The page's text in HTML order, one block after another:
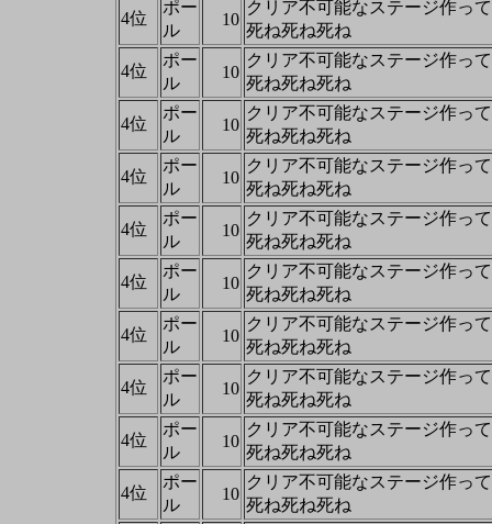
4位
ポー
ル
10
クリア不可能なステージ作っ
死ね死ね死ね
4位
ポー
ル
10
クリア不可能なステージ作っ
死ね死ね死ね
4位
ポー
ル
10
クリア不可能なステージ作っ
死ね死ね死ね
4位
ポー
ル
10
クリア不可能なステージ作っ
死ね死ね死ね
4位
ポー
ル
10
クリア不可能なステージ作っ
死ね死ね死ね
4位
ポー
ル
10
クリア不可能なステージ作っ
死ね死ね死ね
4位
ポー
ル
10
クリア不可能なステージ作っ
死ね死ね死ね
4位
ポー
ル
10
クリア不可能なステージ作っ
死ね死ね死ね
4位
ポー
ル
10
クリア不可能なステージ作っ
死ね死ね死ね
4位
ポー
ル
10
クリア不可能なステージ作っ
死ね死ね死ね